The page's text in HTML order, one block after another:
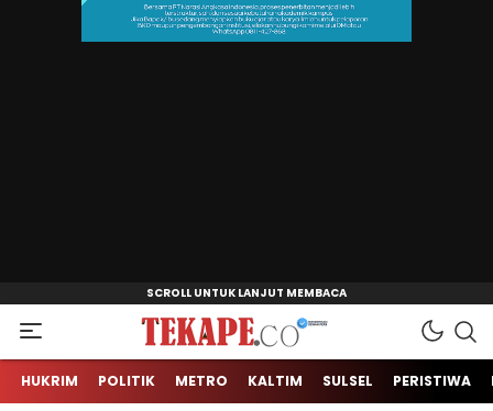
Tekape.co
Jendela Informasi Kita
HUKRIM POLITIK METRO KALTIM SULSEL PERISTIWA